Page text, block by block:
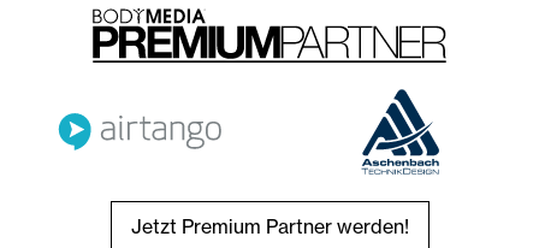
Jetzt Premium Partner werden!